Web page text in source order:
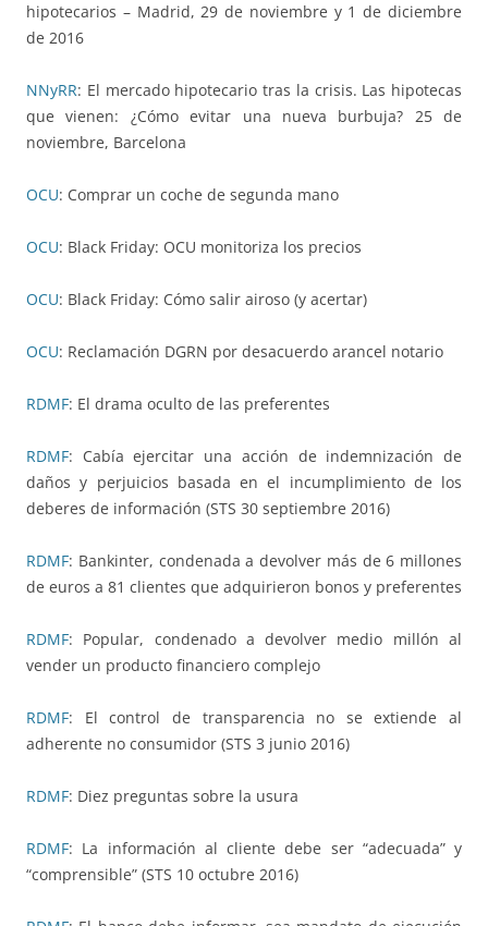
hipotecarios – Madrid, 29 de noviembre y 1 de diciembre
de 2016
NNyRR: El mercado hipotecario tras la crisis. Las hipotecas
que vienen: ¿Cómo evitar una nueva burbuja? 25 de
noviembre, Barcelona
OCU: Comprar un coche de segunda mano
OCU: Black Friday: OCU monitoriza los precios
OCU: Black Friday: Cómo salir airoso (y acertar)
OCU: Reclamación DGRN por desacuerdo arancel notario
RDMF: El drama oculto de las preferentes
RDMF: Cabía ejercitar una acción de indemnización de
daños y perjuicios basada en el incumplimiento de los
deberes de información (STS 30 septiembre 2016)
RDMF: Bankinter, condenada a devolver más de 6 millones
de euros a 81 clientes que adquirieron bonos y preferentes
RDMF: Popular, condenado a devolver medio millón al
vender un producto financiero complejo
RDMF: El control de transparencia no se extiende al
adherente no consumidor (STS 3 junio 2016)
RDMF: Diez preguntas sobre la usura
RDMF: La información al cliente debe ser “adecuada” y
“comprensible” (STS 10 octubre 2016)